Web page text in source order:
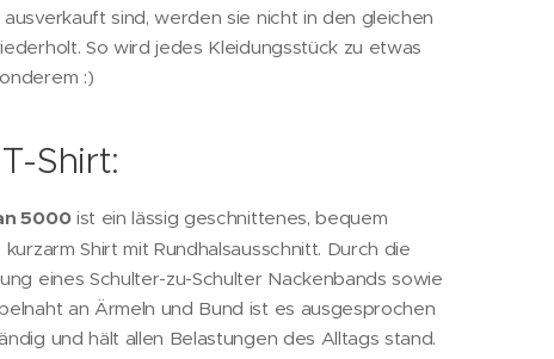
sind, werden sie nicht in den gleichen
So wird jedes Kleidungsstück zu etwas
:)
Shirt:
5000 ist ein lässig geschnittenes, bequem
Shirt mit Rundhalsausschnitt. Durch die
eines Schulter-zu-Schulter Nackenbands sowie
an Ärmeln und Bund ist es ausgesprochen
und hält allen Belastungen des Alltags stand.